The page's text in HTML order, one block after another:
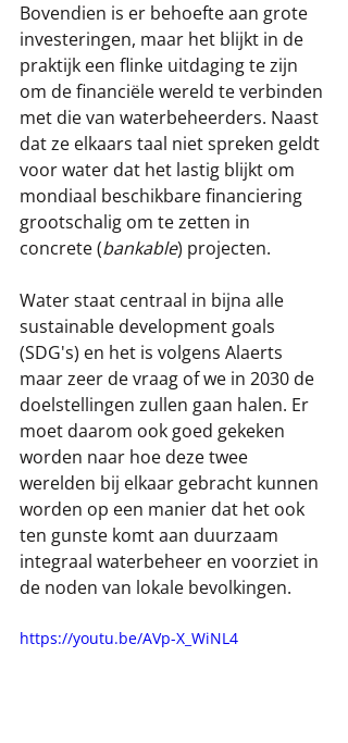
Bovendien is er behoefte aan grote
investeringen, maar het blijkt in de
praktijk een flinke uitdaging te zijn
om de financiële wereld te verbinden
met die van waterbeheerders. Naast
dat ze elkaars taal niet spreken geldt
voor water dat het lastig blijkt om
mondiaal beschikbare financiering
grootschalig om te zetten in
concrete (bankable) projecten.
Water staat centraal in bijna alle
sustainable development goals
(SDG's) en het is volgens Alaerts
maar zeer de vraag of we in 2030 de
doelstellingen zullen gaan halen. Er
moet daarom ook goed gekeken
worden naar hoe deze twee
werelden bij elkaar gebracht kunnen
worden op een manier dat het ook
ten gunste komt aan duurzaam
integraal waterbeheer en voorziet in
de noden van lokale bevolkingen.
https://youtu.be/AVp-X_WiNL4